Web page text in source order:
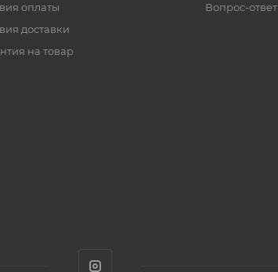
оплаты
доставки
на товар
Вопрос-ответ